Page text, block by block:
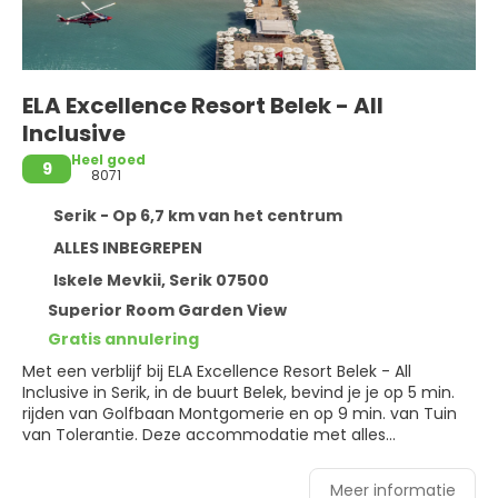
ELA Excellence Resort Belek - All
Inclusive
9
Heel goed
8071
Serik - Op 6,7 km van het centrum
ALLES INBEGREPEN
Iskele Mevkii, Serik 07500
Superior Room Garden View
Gratis annulering
Met een verblijf bij ELA Excellence Resort Belek - All
Inclusive in Serik, in de buurt Belek, bevind je je op 5 min.
rijden van Golfbaan Montgomerie en op 9 min. van Tuin
van Tolerantie. Deze accommodatie met alles
Meer informatie